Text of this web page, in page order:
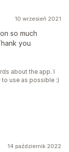
10 wrzesień 2021
so much
you
about the app. I
use as possible :)
14 październik 2022